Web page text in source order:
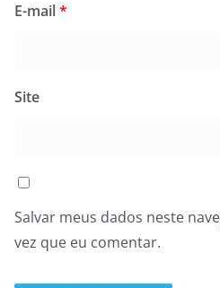
E-mail*
Site
Salvar meus dados neste
vez que eu comentar.